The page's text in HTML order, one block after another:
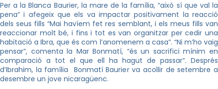
Per a la Blanca Baurier, la mare de la família, “això sí que val la
pena” i afegeix que els va impactar positivament la reacció
dels seus fills “Mai havíem fet res semblant, i els meus fills van
reaccionar molt bé, i fins i tot es van organitzar per cedir una
habitació a Ibra, que és com l’anomenem a casa”. “Ni m’ho vaig
pensar”, comenta la Mar Bonmatí, “és un sacrifici mínim en
comparació a tot el que ell ha hagut de passar”. Després
d’Ibrahim, la família Bonmatí Baurier va acollir de setembre a
desembre un jove nicaragüenc.